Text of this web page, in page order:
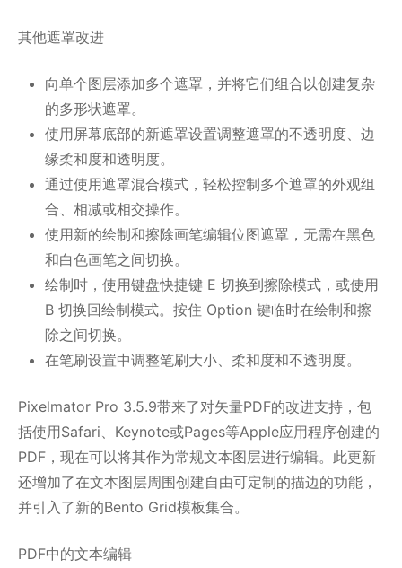
其他遮罩改进
向单个图层添加多个遮罩，并将它们组合以创建复杂
的多形状遮罩。
使用屏幕底部的新遮罩设置调整遮罩的不透明度、边
缘柔和度和透明度。
通过使用遮罩混合模式，轻松控制多个遮罩的外观组
合、相减或相交操作。
使用新的绘制和擦除画笔编辑位图遮罩，无需在黑色
和白色画笔之间切换。
绘制时，使用键盘快捷键 E 切换到擦除模式，或使用
B 切换回绘制模式。按住 Option 键临时在绘制和擦
除之间切换。
在笔刷设置中调整笔刷大小、柔和度和不透明度。
Pixelmator Pro 3.5.9带来了对矢量PDF的改进支持，包
括使用Safari、Keynote或Pages等Apple应用程序创建的
PDF，现在可以将其作为常规文本图层进行编辑。此更新
还增加了在文本图层周围创建自由可定制的描边的功能，
并引入了新的Bento Grid模板集合。
PDF中的文本编辑